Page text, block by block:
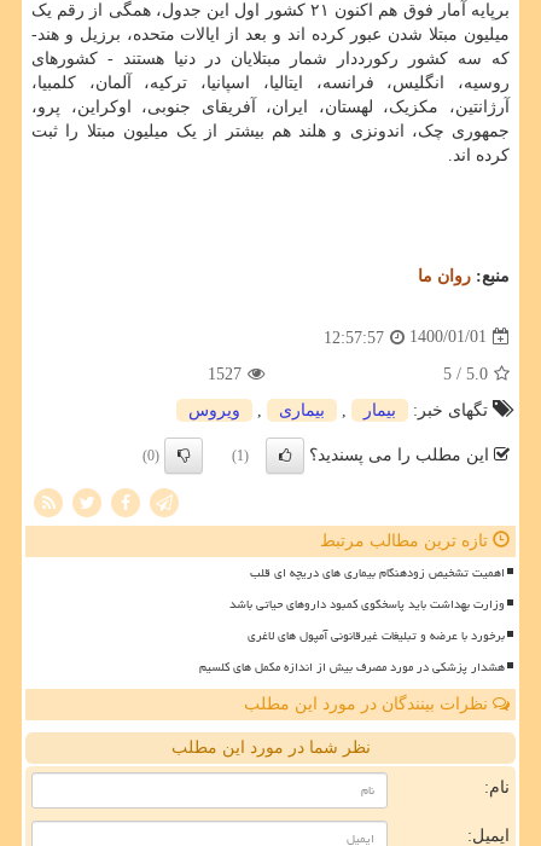
برپایه آمار فوق هم اکنون ۲۱ کشور اول این جدول، همگی از رقم یک
میلیون مبتلا شدن عبور کرده اند و بعد از ایالات متحده، برزیل و هند-
که سه کشور رکورددار شمار مبتلایان در دنیا هستند - کشورهای
روسیه، انگلیس، فرانسه، ایتالیا، اسپانیا، ترکیه، آلمان، کلمبیا،
آرژانتین، مکزیک، لهستان، ایران، آفریقای جنوبی، اوکراین، پرو،
جمهوری چک، اندونزی و هلند هم بیشتر از یک میلیون مبتلا را ثبت
کرده اند.
منبع: روان ما
1400/01/01
12:57:57
5.0
/ 5
1527
تگهای خبر:
بیمار بیماری ویروس
این مطلب را می پسندید؟ (1)
(0)
تازه ترین مطالب مرتبط
اهمیت تشخیص زودهنگام بیماری های دریچه ای قلب
وزارت بهداشت باید پاسخگوی کمبود داروهای حیاتی باشد
برخورد با عرضه و تبلیغات غیرقانونی آمپول های لاغری
هشدار پزشکی در مورد مصرف بیش از اندازه مکمل های کلسیم
نظرات بینندگان در مورد این مطلب
نظر شما در مورد این مطلب
نام:
ایمیل: